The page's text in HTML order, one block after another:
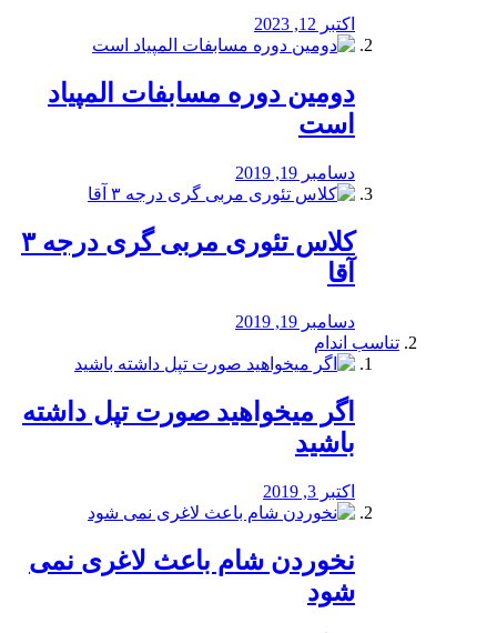
اکتبر 12, 2023
دومین دوره مسابفات المپیاد
است
دسامبر 19, 2019
کلاس تئوری مربی گری درجه ۳
آقا
دسامبر 19, 2019
تناسب اندام
اگر میخواهید صورت تپل داشته
باشید
اکتبر 3, 2019
نخوردن شام باعث لاغری نمی
‌شود